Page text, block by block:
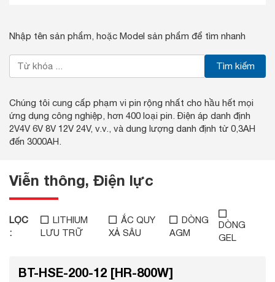
Nhập tên sản phẩm, hoặc Model sản phẩm để tìm nhanh
Tìm kiếm
Chúng tôi cung cấp phạm vi pin rộng nhất cho hầu hết mọi
ứng dụng công nghiệp, hơn 400 loại pin. Điện áp danh định
2V4V 6V 8V 12V 24V, v.v., và dung lượng danh định từ 0,3AH
đến 3000AH.
Viễn thông, Điện lực
LỌC
:
LITHIUM
LƯU TRỮ
ẮC QUY
XẢ SÂU
DÒNG
AGM
DÒNG
GEL
BT-HSE-200-12 [HR-800W]